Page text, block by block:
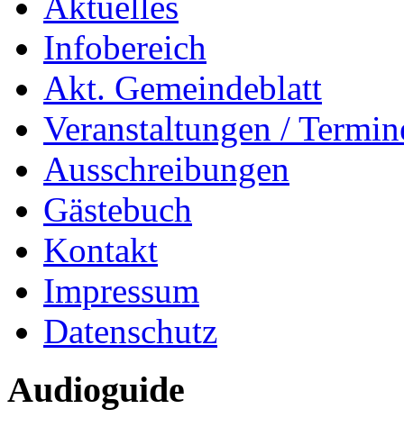
Infobereich
Akt. Gemeindeblatt
Veranstaltungen /
Ausschreibungen
Gästebuch
Kontakt
Impressum
Datenschutz
Audioguide